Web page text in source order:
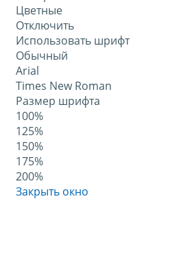
Цветные
Отключить
Использовать шрифт
Обычный
Arial
Times New Roman
Размер шрифта
100%
125%
150%
175%
200%
Закрыть окно